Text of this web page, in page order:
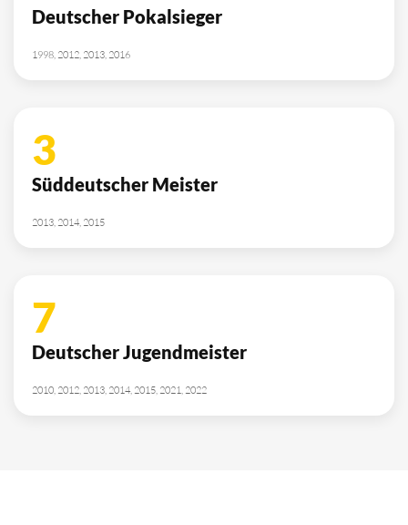
Deutscher Pokalsieger
1998, 2012, 2013, 2016
3
Süddeutscher Meister
2013, 2014, 2015
7
Deutscher Jugendmeister
2010, 2012, 2013, 2014, 2015, 2021, 2022